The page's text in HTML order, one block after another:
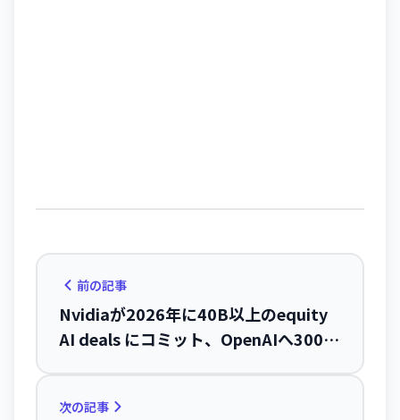
前の記事
Nvidiaが2026年に40B以上のequity
AI deals にコミット、OpenAIへ300B
次の記事